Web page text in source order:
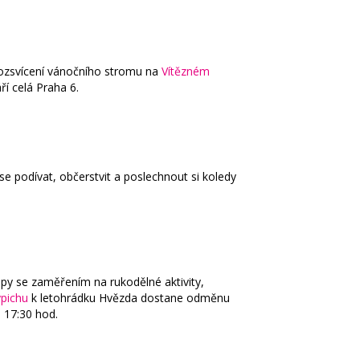
vánočního stromu na Vítězném
celá Praha 6.
podívat, občerstvit a poslechnout si koledy
se zaměřením na rukodělné aktivity,
k letohrádku Hvězda dostane odměnu
hod.